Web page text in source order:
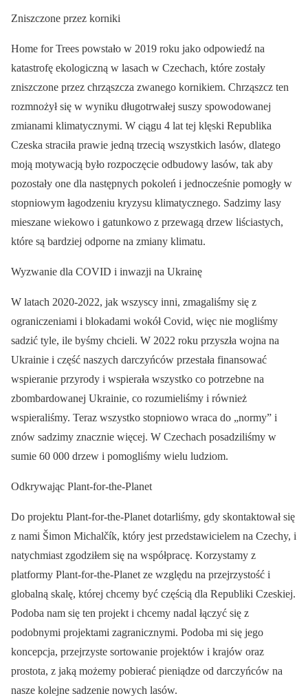
Zniszczone przez korniki
Home for Trees powstało w 2019 roku jako odpowiedź na
katastrofę ekologiczną w lasach w Czechach, które zostały
zniszczone przez chrząszcza zwanego kornikiem. Chrząszcz ten
rozmnożył się w wyniku długotrwałej suszy spowodowanej
zmianami klimatycznymi. W ciągu 4 lat tej klęski Republika
Czeska straciła prawie jedną trzecią wszystkich lasów, dlatego
moją motywacją było rozpoczęcie odbudowy lasów, tak aby
pozostały one dla następnych pokoleń i jednocześnie pomogły w
stopniowym łagodzeniu kryzysu klimatycznego. Sadzimy lasy
mieszane wiekowo i gatunkowo z przewagą drzew liściastych,
które są bardziej odporne na zmiany klimatu.
Wyzwanie dla COVID i inwazji na Ukrainę
W latach 2020-2022, jak wszyscy inni, zmagaliśmy się z
ograniczeniami i blokadami wokół Covid, więc nie mogliśmy
sadzić tyle, ile byśmy chcieli. W 2022 roku przyszła wojna na
Ukrainie i część naszych darczyńców przestała finansować
wspieranie przyrody i wspierała wszystko co potrzebne na
zbombardowanej Ukrainie, co rozumieliśmy i również
wspieraliśmy. Teraz wszystko stopniowo wraca do „normy” i
znów sadzimy znacznie więcej. W Czechach posadziliśmy w
sumie 60 000 drzew i pomogliśmy wielu ludziom.
Odkrywając Plant-for-the-Planet
Do projektu Plant-for-the-Planet dotarliśmy, gdy skontaktował się
z nami Šimon Michalčík, który jest przedstawicielem na Czechy, i
natychmiast zgodziłem się na współpracę. Korzystamy z
platformy Plant-for-the-Planet ze względu na przejrzystość i
globalną skalę, której chcemy być częścią dla Republiki Czeskiej.
Podoba nam się ten projekt i chcemy nadal łączyć się z
podobnymi projektami zagranicznymi. Podoba mi się jego
koncepcja, przejrzyste sortowanie projektów i krajów oraz
prostota, z jaką możemy pobierać pieniądze od darczyńców na
nasze kolejne sadzenie nowych lasów.